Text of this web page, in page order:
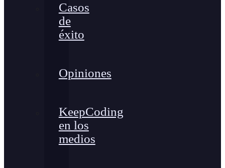
Casos
de
éxito
Opiniones
KeepCoding
en los
medios